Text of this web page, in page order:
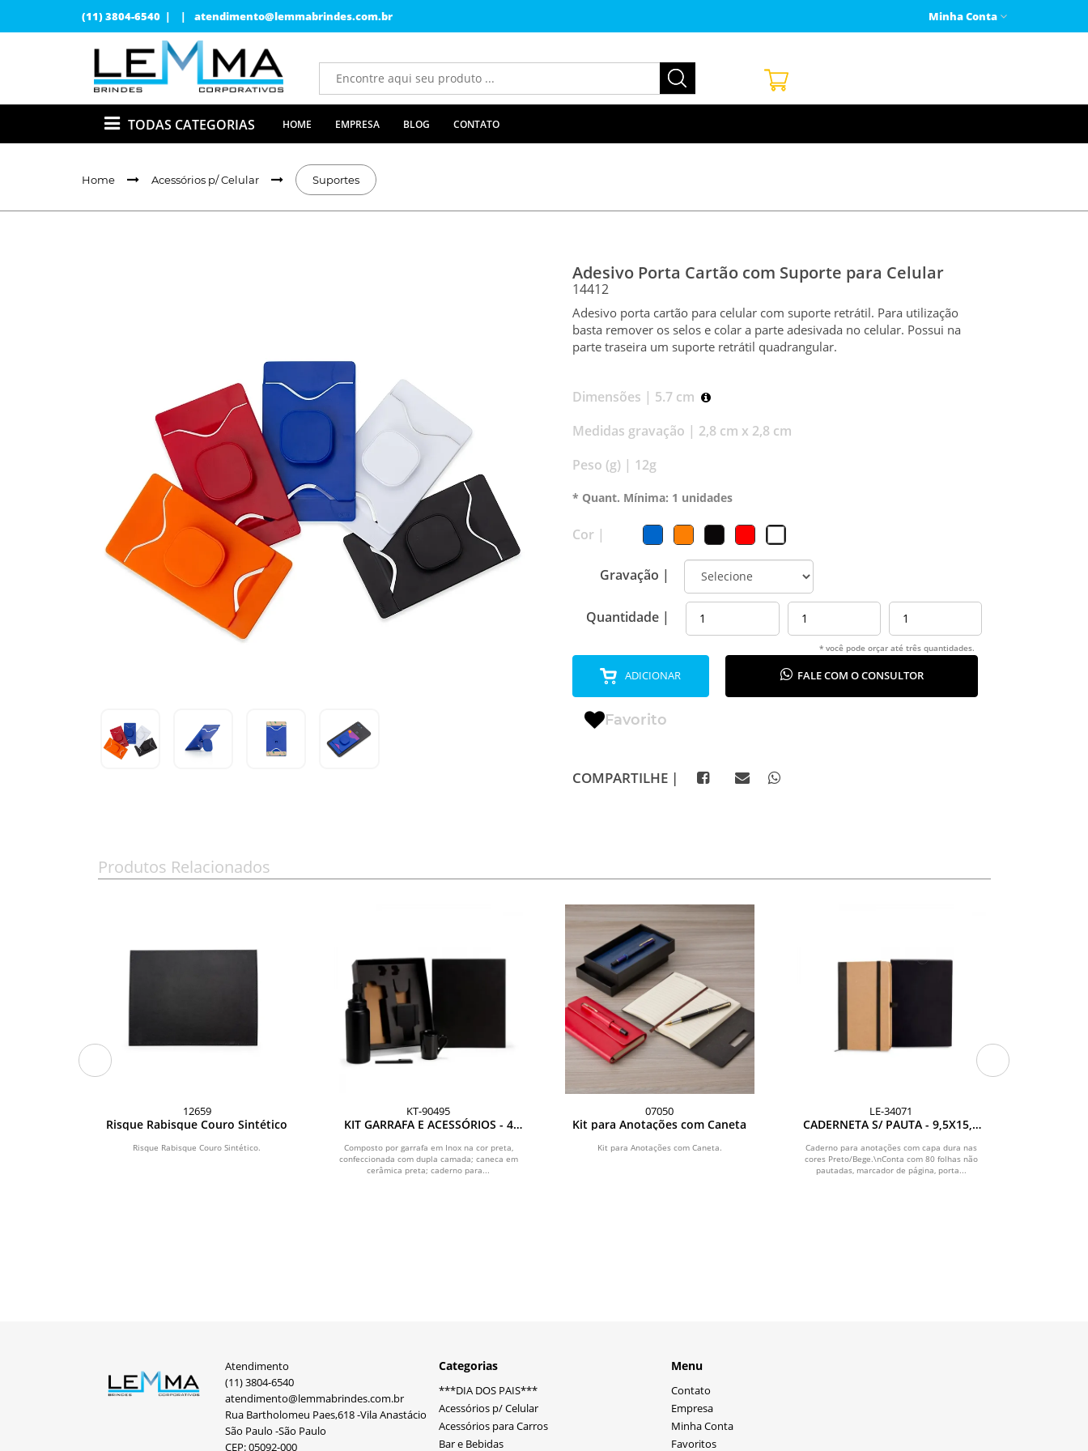
(11) 3804-6540 | | atendimento@lemmabrindes.com.br Minha Conta
TODAS CATEGORIAS HOME EMPRESA BLOG CONTATO
Home Acessórios p/ Celular Suportes
Adesivo Porta Cartão com Suporte para Celular
14412
Adesivo porta cartão para celular com suporte retrátil. Para utilização
basta remover os selos e colar a parte adesivada no celular. Possui na
parte traseira um suporte retrátil quadrangular.
Dimensões | 5.7 cm
Medidas gravação | 2,8 cm x 2,8 cm
Peso (g) | 12g
* Quant. Mínima: 1 unidades
Cor |
Gravação |
Quantidade |
* você pode orçar até três quantidades.
ADICIONAR FALE COM O CONSULTOR
Favorito
COMPARTILHE |
Produtos Relacionados
12659
Risque Rabisque Couro Sintético
Risque Rabisque Couro Sintético.
KT-90495
KIT GARRAFA E ACESSÓRIOS - 4
Composto por garrafa em Inox na cor preta,
confeccionada com dupla camada; caneca em
cerâmica preta; caderno para...
07050
Kit para Anotações com Caneta
Kit para Anotações com Caneta.
LE-34071
CADERNETA S/ PAUTA - 9,5X15,5
Caderno para anotações com capa dura nas
cores Preto/Bege.\nConta com 80 folhas não
pautadas, marcador de página, porta...
Atendimento
(11) 3804-6540
atendimento@lemmabrindes.com.br
Rua Bartholomeu Paes,618 -Vila Anastácio
São Paulo -São Paulo
CEP: 05092-000
Categorias
***DIA DOS PAIS***
Acessórios p/ Celular
Acessórios para Carros
Bar e Bebidas
Menu
Contato
Empresa
Minha Conta
Favoritos